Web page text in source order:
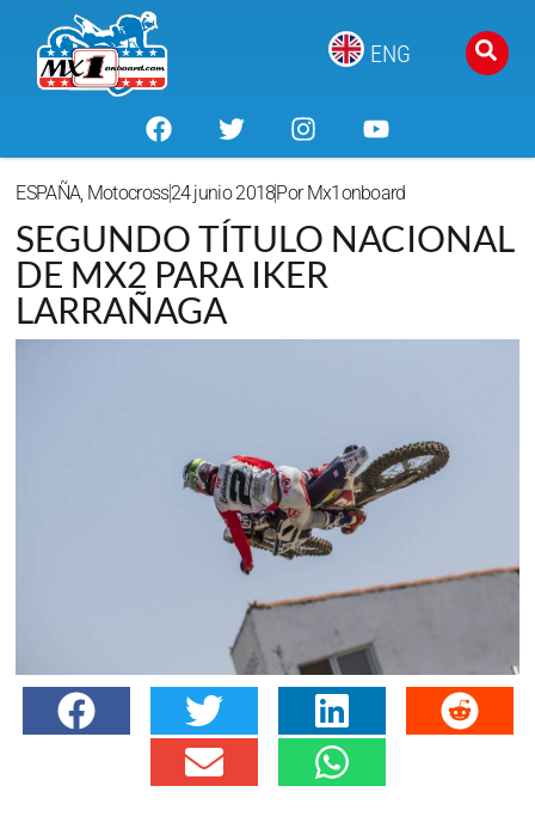
ENG
ESPAÑA, Motocross24 junio 2018PorMx1onboard
SEGUNDO TÍTULO NACIONAL
DE MX2 PARA IKER
LARRAÑAGA